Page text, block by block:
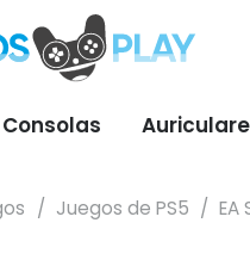
Consolas
/ Juegos de PS5 / EA